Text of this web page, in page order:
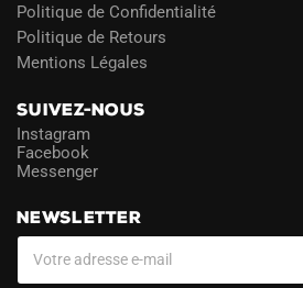
Politique de Confidentialité
Politique de Retours
Mentions Légales
SUIVEZ-NOUS
Instagram
Facebook
Messenger
NEWSLETTER